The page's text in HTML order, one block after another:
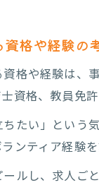
格や経験の
格や経験は
資格、教員免
たい」という
ンティア経験
ルし、求人ご